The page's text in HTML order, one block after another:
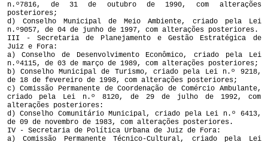
n.º7816, de 31 de outubro de 1990, com alterações
posteriores;
d) Conselho Municipal de Meio Ambiente, criado pela Lei
n.º9057, de 04 de junho de 1997, com alterações posteriores.
III - Secretaria de Planejamento e Gestão Estratégica de
Juiz e Fora:
a) Conselho de Desenvolvimento Econômico, criado pela Lei
n.º4115, de 03 de março de 1989, com alterações posteriores;
b) Conselho Municipal de Turismo, criado pela Lei n.º 9218,
de 18 de fevereiro de 1998, com alterações posteriores;
c) Comissão Permanente de Coordenação de Comércio Ambulante,
criado pela Lei n.º 8120, de 29 de julho de 1992, com
alterações posteriores:
d) Conselho Comunitário Municipal, criado pela Lei n.º 6413,
de 09 de novembro de 1983, com alterações posteriores.
IV - Secretaria de Política Urbana de Juiz de Fora:
a) Comissão Permanente Técnico-Cultural, criado pela Lei